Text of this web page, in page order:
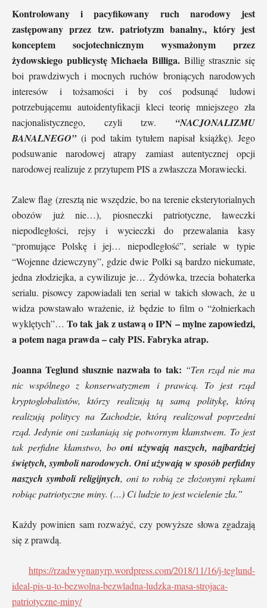
Kontrolowany i pacyfikowany ruch narodowy jest
zastępowany przez tzw. patriotyzm banalny., który jest
konceptem socjotechnicznym wysmażonym przez
żydowskiego publicystę Michaela Billiga. Billig strasznie się
boi prawdziwych i mocnych ruchów broniących narodowych
interesów i tożsamości i by coś podsunąć ludowi
potrzebującemu autoidentyfikacji kleci teorię mniejszego zła
nacjonalistycznego, czyli tzw. “NACJONALIZMU
BANALNEGO”(i pod takim tytułem napisał książkę). Jego
podsuwanie narodowej atrapy zamiast autentycznej opcji
narodowej realizuje z przytupem PIS a zwłaszcza Morawiecki.
Zalew flag (zresztą nie wszędzie, bo na terenie eksterytorialnych
obozów już nie…), piosneczki patriotyczne, ławeczki
niepodległości, rejsy i wycieczki do przewalania kasy
“promujące Polskę i jej… niepodległość”, seriale w typie
“Wojenne dziewczyny”, gdzie dwie Polki są bardzo niekumate,
jedna złodziejka, a cywilizuje je… Żydówka, trzecia bohaterka
serialu. pisowcy zapowiadali ten serial w takich słowach, że u
widza powstawało wrażenie, iż będzie to film o “żołnierkach
wyklętych”…To tak jak z ustawą o IPN – mylne zapowiedzi,
a potem naga prawda – cały PIS. Fabryka atrap.
Joanna Teglund słusznie nazwała to tak: “Ten rząd nie ma
nic wspólnego z konserwatyzmem i prawicą. To jest rząd
kryptoglobalistów, którzy realizują tą samą politykę, którą
realizują politycy na Zachodzie, którą realizował poprzedni
rząd. Jedynie oni zasłaniają się potwornym kłamstwem. To jest
tak perfidne kłamstwo, booni używają naszych, najbardziej
świętych, symboli narodowych. Oni używają w sposób perfidny
naszych symboli religijnych, oni to robią ze złożonymi rękami
robiąc patriotyczne miny. (…) Ci ludzie to jest wcielenie zła.”
Każdy powinien sam rozważyć, czy powyższe słowa zgadzają
się z prawdą.
https://rzadwygnanyrp.wordpress.com/2018/11/16/j-teglund-
ideal-pis-u-to-bezwolna-bezwladna-ludzka-masa-strojaca-
patriotyczne-miny/